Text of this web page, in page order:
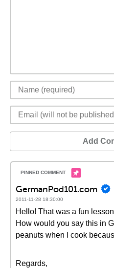
Add
GermanPod101.com
2011-11-28 18:30:00
Hello! That was a fun
How would you say this in
peanuts when I cook
Regards,